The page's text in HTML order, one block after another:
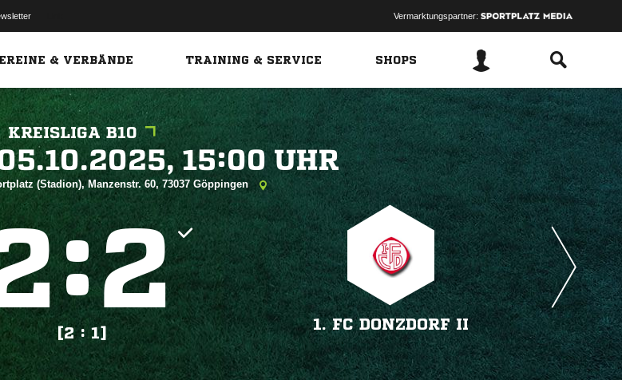
Vermarktungspartner:
& VERBÄNDE TRAINING & SERVICE SHOPS
KREISLIGA B10
  
(Stadion), Manzenstr. 60, 73037 Göppingen
:
[2 : 1]
1. FC DONZDORF II